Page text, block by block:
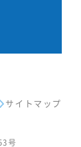
号
サイトマップ